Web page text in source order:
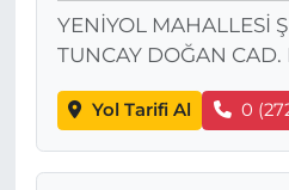
YENİYOL MAHALLESİ
TUNCAY DOĞAN CAD.
Yol Tarifi Al 0